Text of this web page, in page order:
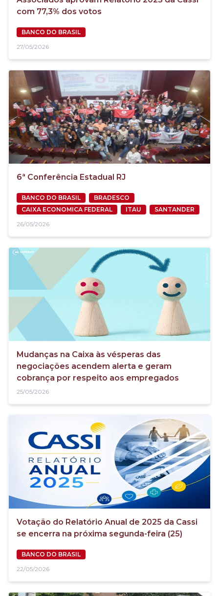
com 77,3% dos votos
BANCO DO BRASIL
27/05/2026
6ª Conferência Estadual RJ
BANCO DO BRASIL
BRADESCO
CAIXA ECONOMICA FEDERAL
ITAU
SANTANDER
26/05/2026
Mudanças na Caixa às vésperas das
negociações acendem alerta e geram
cobrança por respeito aos empregados
25/05/2026
Votação do Relatório Anual de 2025 da Cassi
se encerra na próxima segunda-feira (25)
BANCO DO BRASIL
22/05/2026